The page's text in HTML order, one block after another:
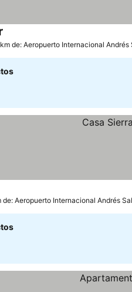
de: Aeropuerto Internacional Andrés
de: Aeropuerto Internacional Andrés